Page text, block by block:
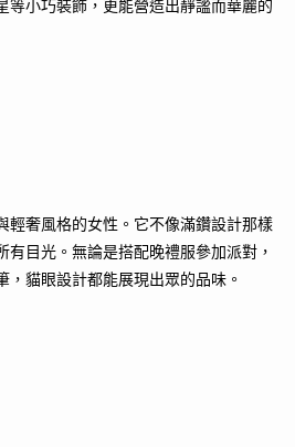
等小巧裝飾，更能營造出靜謐而華麗的
輕奢風格的女性。它不像滿鑽設計那樣
目光。無論是搭配晚禮服參加派對，
貓眼設計都能展現出眾的品味。